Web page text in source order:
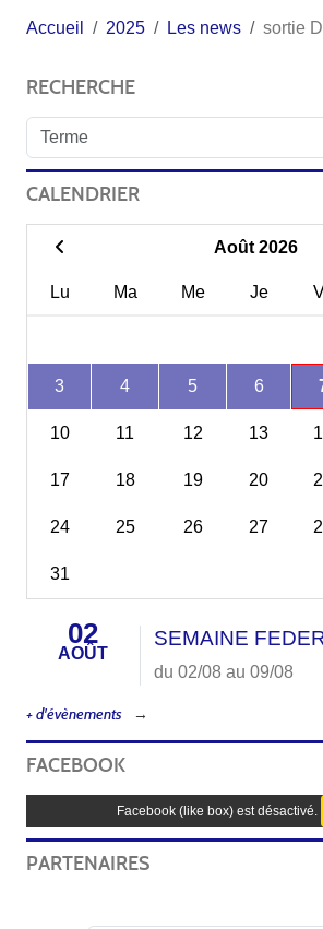
Accueil 2025 Les news sortie
RECHERCHE
CALENDRIER
Août 2026
Lu Ma Me Je
3 4 5 6
10 11 12 13
17 18 19 20
24 25 26 27
31
02
AOÛT
SEMAINE
du 02/08 au 09/08
+ d'évènements
FACEBOOK
Facebook (like box) est désactivé.
PARTENAIRES